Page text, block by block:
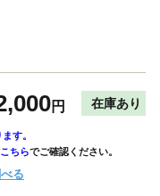
円 在庫あり
す。
こちらでご確認ください。
る